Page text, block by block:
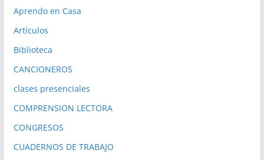
Aprendo en Casa
Artículos
Biblioteca
CANCIONEROS
clases presenciales
COMPRENSION LECTORA
CONGRESOS
CUADERNOS DE TRABAJO